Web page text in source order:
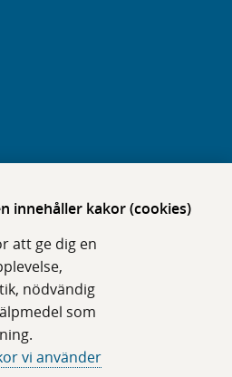
innehåller kakor (cookies)
att ge dig en
nödvändig
som
vi använder